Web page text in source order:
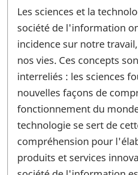
Les sciences et la
société de l'information
incidence sur notre
nos vies. Ces concepts
interreliés : les sciences
nouvelles façons de
fonctionnement du
technologie se sert de
compréhension pour
produits et services